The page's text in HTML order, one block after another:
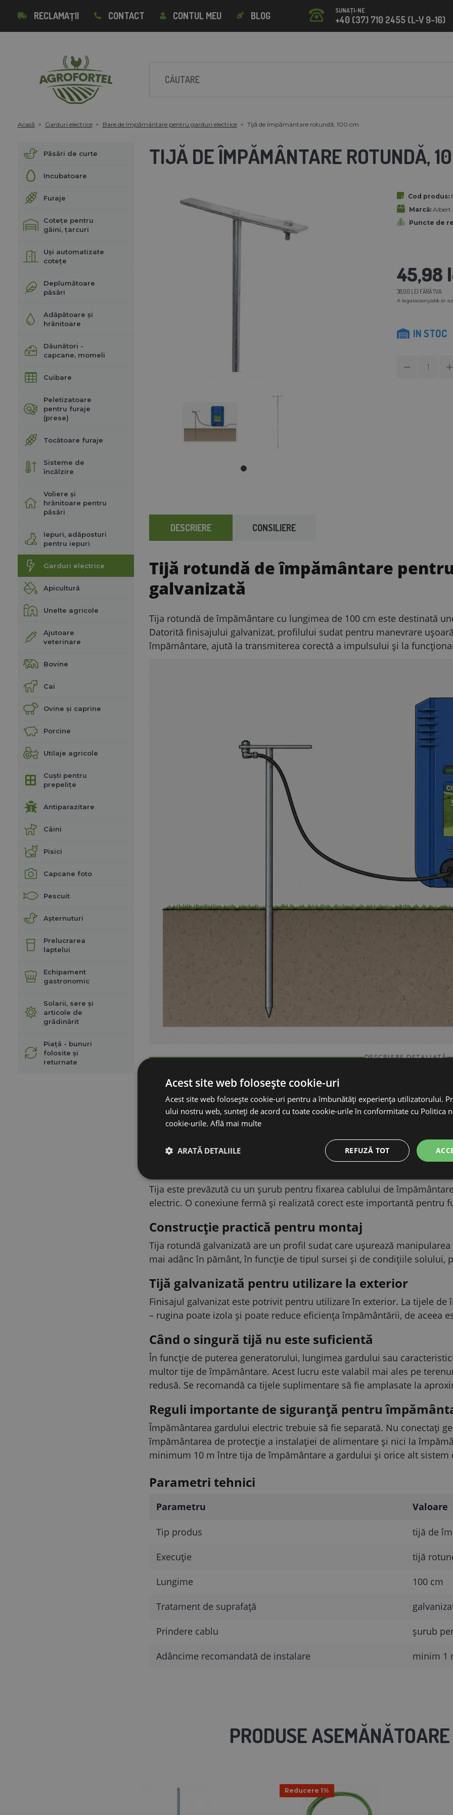
RECLAMAȚII CONTACT CONTUL MEU BLOG SUNAȚI-NE
+40 (37) 710 2455 (L-V 9-16)
Acasă Garduri electrice Bare de împământare pentru garduri electrice Tijă de împământare rotundă, 100 cm
Păsări de curte
Incubatoare
Furaje
Cotețe pentru
găini, țarcuri
Uși automatizate
cotețe
Deplumătoare
păsări
Adăpătoare și
hrănitoare
Dăunători -
capcane, momeli
Cuibare
Peletizatoare
pentru furaje
(prese)
Tocătoare furaje
Sisteme de
încălzire
Voliere și
hrănitoare pentru
păsări
Iepuri, adăposturi
pentru iepuri
Garduri electrice
Apicultură
Unelte agricole
Ajutoare
veterinare
Bovine
Cai
Ovine și caprine
Porcine
Utilaje agricole
Cuști pentru
prepelițe
Antiparazitare
Câini
Pisici
Capcane foto
Pescuit
Așternuturi
Prelucrarea
laptelui
Echipament
gastronomic
Solarii, sere și
articole de
grădinărit
Piață - bunuri
folosite și
returnate
TIJĂ DE ÎMPĂMÂNTARE ROTUNDĂ,
Cod produs:
Marcă: Albert
Puncte de
45,98
38,00 LEI FĂRĂ TVA
A legalacsonyabb ár
IN STOC
DESCRIERE CONSILIERE
Tijă rotundă de împământare
galvanizată
Tija rotundă de împământare cu lungimea de 100 cm este destinată
Datorită finisajului galvanizat, profilului sudat pentru manevrare
împământare, ajută la transmiterea corectă a impulsului și la
DESCRIERE DETALIATĂ
Baza unui gard electric care funcționează corect
O împământare făcută corect este esențială pentru ca gardul electric
atunci când animalul atinge conductorul. Tija de împământare
formează polul pozitiv. Astfel, sistemul poate închide corect circuitul
Tija este prevăzută cu un șurub pentru fixarea cablului de
electric. O conexiune fermă și realizată corect este importantă pentru
Construcție practică pentru montaj
Tija rotundă galvanizată are un profil sudat care ușurează
mai adânc în pământ, în funcție de tipul sursei și de condițiile solului,
Tijă galvanizată pentru utilizare la exterior
Finisajul galvanizat este potrivit pentru utilizare în exterior. La tijele
– rugina poate izola și poate reduce eficiența împământării, de aceea
Când o singură tijă nu este suficientă
În funcție de puterea generatorului, lungimea gardului sau
multor tije de împământare. Acest lucru este valabil mai ales pe
redusă. Se recomandă ca tijele suplimentare să fie amplasate la
Reguli importante de siguranță pentru
Împământarea gardului electric trebuie să fie separată. Nu conectați
împământarea de protecție a instalației de alimentare și nici la
minimum 10 m între tija de împământare a gardului și orice alt sistem
Parametri tehnici
Parametru Valoare
Tip produs tijă de
Execuție tijă
Lungime 100 cm
Tratament de suprafață
Prindere cablu șurub
Adâncime recomandată de instalare minim 1
PRODUSE ASEMĂNĂTOARE
Reducere 1%
Acest site web folosește cookie-uri
Acest site web folosește cookie-uri pentru a îmbunătăți experiența utilizatorului.
ului nostru web, sunteți de acord cu toate cookie-urile în conformitate cu Politica
cookie-urile. Află mai multe
REFUZĂ TOT
ARATĂ DETALIILE